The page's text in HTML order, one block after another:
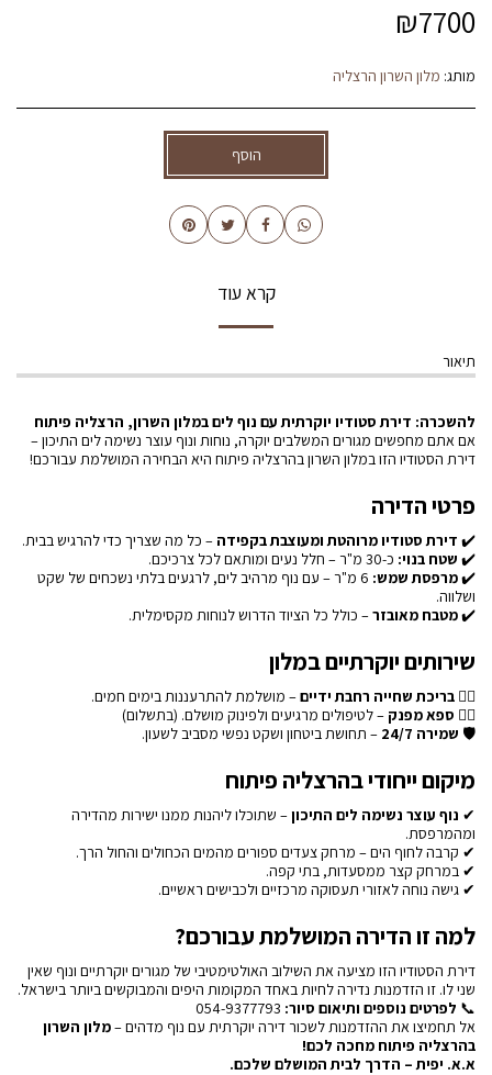
₪7700
מותג: מלון השרון הרצליה
הוסף
קרא עוד
תיאור
להשכרה: דירת סטודיו יוקרתית עם נוף לים במלון השרון, הרצליה פיתוח
אם אתם מחפשים מגורים המשלבים יוקרה, נוחות ונוף עוצר נשימה לים התיכון –
דירת הסטודיו הזו במלון השרון בהרצליה פיתוח היא הבחירה המושלמת עבורכם!
פרטי הדירה
✔️ דירת סטודיו מרוהטת ומעוצבת בקפידה – כל מה שצריך כדי להרגיש בבית.
✔️ שטח בנוי: כ-30 מ"ר – חלל נעים ומותאם לכל צרכיכם.
✔️מרפסת שמש:
6 מ"ר – עם נוף מרהיב לים, לרגעים בלתי נשכחים של שקט
ושלווה.
✔️מטבח מאובזר– כולל כל הציוד הדרוש לנוחות מקסימלית.
שירותים יוקרתיים במלון
🏊‍♂️ בריכת שחייה רחבת ידיים– מושלמת להתרעננות בימים חמים.
💆‍♀️ ספא מפנק – לטיפולים מרגיעים ולפינוק מושלם. (בתשלום)
🛡 שמירה 24/7 – תחושת ביטחון ושקט נפשי מסביב לשעון.
מיקום ייחודי בהרצליה פיתוח
✔ נוף עוצר נשימה לים התיכון– שתוכלו ליהנות ממנו ישירות מהדירה
ומהמרפסת.
✔ קרבה לחוף הים – מרחק צעדים ספורים מהמים הכחולים והחול הרך.
✔ במרחק קצר ממסעדות, בתי קפה.
✔ גישה נוחה לאזורי תעסוקה מרכזיים ולכבישים ראשיים.
למה זו הדירה המושלמת עבורכם?
דירת הסטודיו הזו מציעה את השילוב האולטימטיבי של מגורים יוקרתיים ונוף שאין
שני לו. זו הזדמנות נדירה לחיות באחד המקומות היפים והמבוקשים ביותר בישראל.
📞 לפרטים נוספים ותיאום סיור:
אל תחמיצו את ההזדמנות לשכור דירה יוקרתית עם נוף מדהים –מלון השרון
בהרצליה פיתוח מחכה לכם!
א.א. יפית – הדרך לבית המושלם שלכם.